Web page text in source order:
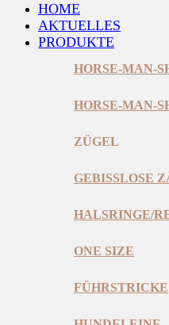
HOME
AKTUELLES
PRODUKTE
HORSE-MAN-
HORSE-MAN-
ZÜGEL
GEBISSLOSE
HALSRINGE/
ONE SIZE
FÜHRSTRICKE